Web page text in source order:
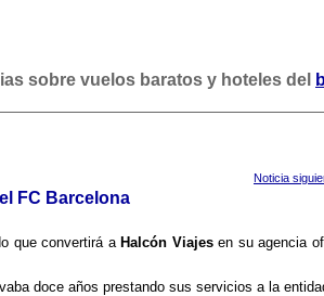
sobre vuelos baratos y hoteles del
Noticia
FC Barcelona
que convertirá a Halcón Viajesen su agencia
doce años prestando sus servicios a la